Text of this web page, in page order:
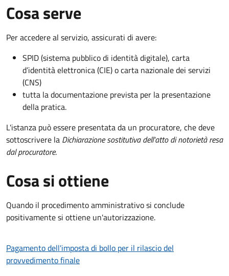
Cosa serve
Per accedere al servizio, assicurati di avere:
SPID (sistema pubblico di identità digitale), carta
d’identità elettronica (CIE) o carta nazionale dei servizi
(CNS)
tutta la documentazione prevista per la presentazione
della pratica.
L'istanza può essere presentata da un procuratore, che deve
sottoscrivere la Dichiarazione sostitutiva dell'atto di notorietà resa
dal procuratore.
Cosa si ottiene
Quando il procedimento amministrativo si conclude
positivamente si ottiene un'autorizzazione.
Pagamento dell'imposta di bollo per il rilascio del
provvedimento finale